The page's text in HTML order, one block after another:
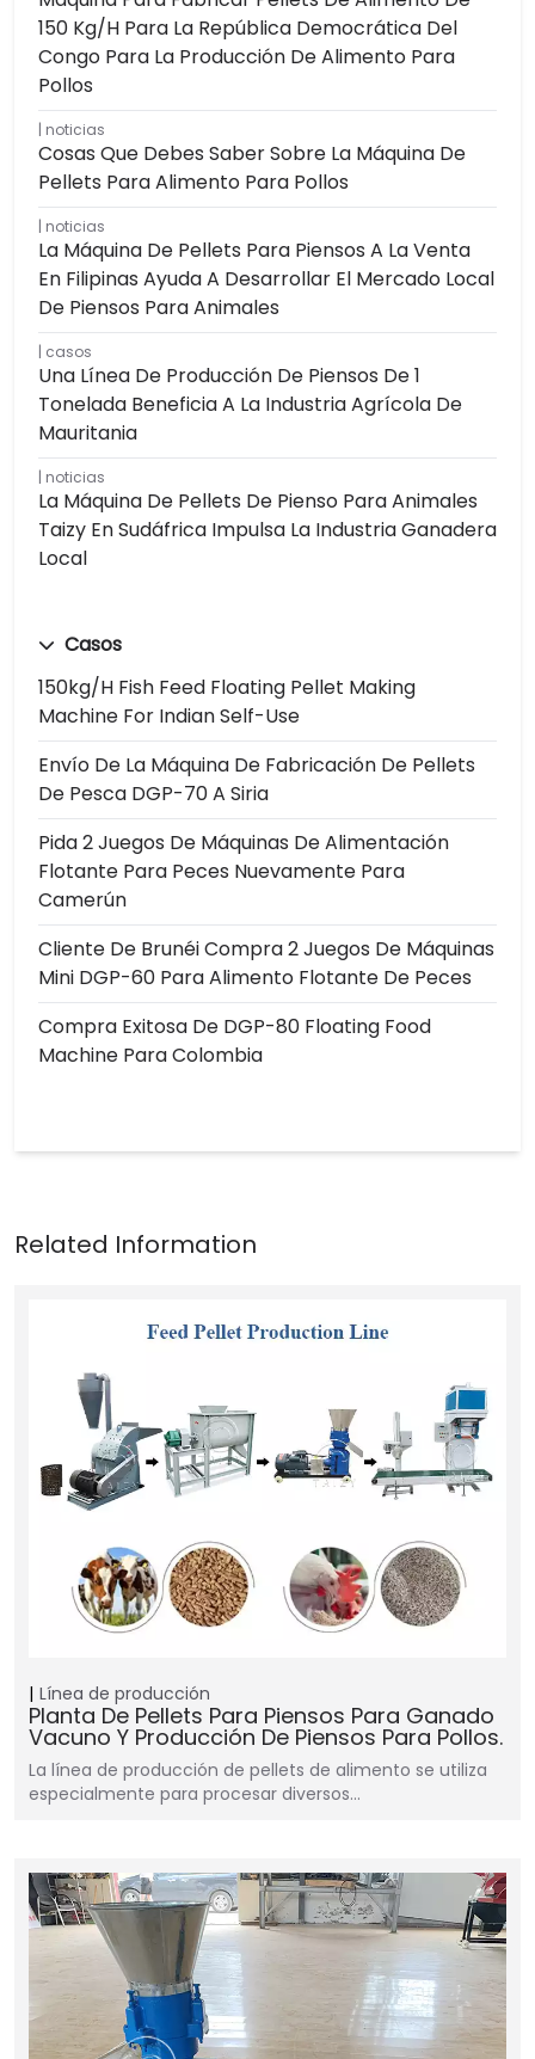
150 Kg/h Para La República Democrática Del
Congo Para La Producción De Alimento Para
Pollos
noticias
Cosas Que Debes Saber Sobre La Máquina De
Pellets Para Alimento Para Pollos
noticias
La Máquina De Pellets Para Piensos A La Venta
En Filipinas Ayuda A Desarrollar El Mercado Local
De Piensos Para Animales
casos
Una Línea De Producción De Piensos De 1
Tonelada Beneficia A La Industria Agrícola De
Mauritania
noticias
La Máquina De Pellets De Pienso Para Animales
Taizy En Sudáfrica Impulsa La Industria Ganadera
Local
Casos
150kg/h Fish Feed Floating Pellet Making
Machine For Indian Self-Use
Envío De La Máquina De Fabricación De Pellets
De Pesca DGP-70 A Siria
Pida 2 Juegos De Máquinas De Alimentación
Flotante Para Peces Nuevamente Para
Camerún
Cliente De Brunéi Compra 2 Juegos De Máquinas
Mini DGP-60 Para Alimento Flotante De Peces
Compra Exitosa De DGP-80 Floating Food
Machine Para Colombia
Línea de producción
Planta De Pellets Para Piensos Para Ganado
Vacuno Y Producción De Piensos Para Pollos.
La línea de producción de pellets de alimento se utiliza
especialmente para procesar diversos…